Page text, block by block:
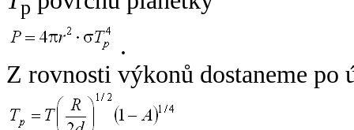
p
.
Z rovnosti výkonů dostaneme po